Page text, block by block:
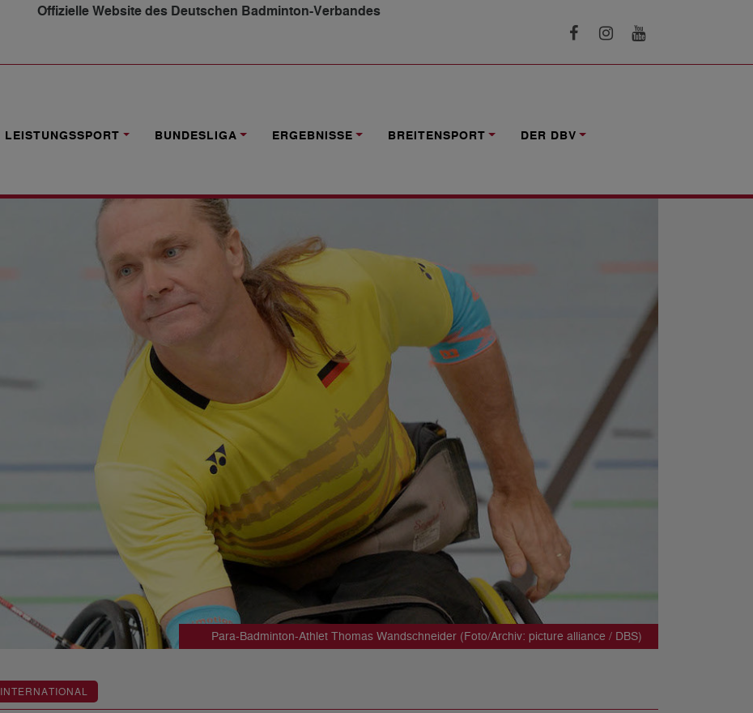
Offizielle Website des Deutschen Badminton-Verbandes
LEISTUNGSSPORT BUNDESLIGA ERGEBNISSE BREITENSPORT DER DBV
Para-Badminton-Athlet Thomas Wandschneider (Foto/Archiv: picture alliance / DBS)
INTERNATIONAL